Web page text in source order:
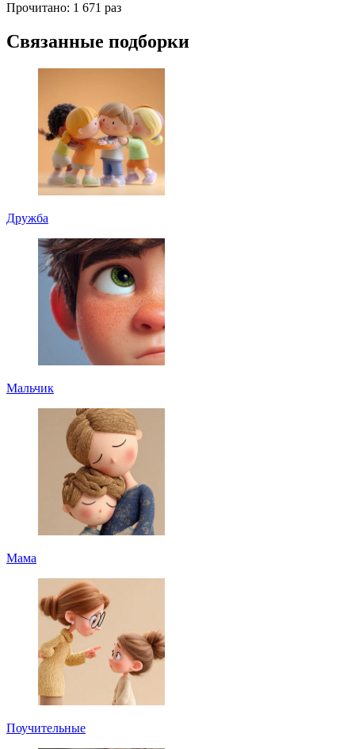
Прочитано: 1 671 раз
Связанные подборки
Дружба
Мальчик
Мама
Поучительные